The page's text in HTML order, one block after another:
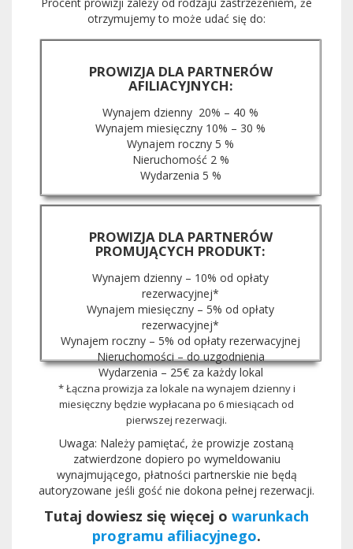
otrzymujemy to może udać się do:
PROWIZJA DLA PARTNERÓW
AFILIACYJNYCH:
Wynajem dzienny 20% – 40 %
Wynajem miesięczny 10% – 30 %
Wynajem roczny 5 %
Nieruchomość 2 %
Wydarzenia 5 %
PROWIZJA DLA PARTNERÓW
PROMUJĄCYCH PRODUKT:
Wynajem dzienny – 10% od opłaty
rezerwacyjnej*
Wynajem miesięczny – 5% od opłaty
rezerwacyjnej*
Wynajem roczny – 5% od opłaty rezerwacyjnej
Nieruchomości – do uzgodnienia
Wydarzenia – 25€ za każdy lokal
* Łączna prowizja za lokale na wynajem dzienny i
miesięczny będzie wypłacana po 6 miesiącach od
pierwszej rezerwacji.
Uwaga: Należy pamiętać, że prowizje zostaną
zatwierdzone dopiero po wymeldowaniu
wynajmującego, płatności partnerskie nie będą
autoryzowane jeśli gość nie dokona pełnej rezerwacji.
Tutaj dowiesz się więcej o warunkach
programu afiliacyjnego.